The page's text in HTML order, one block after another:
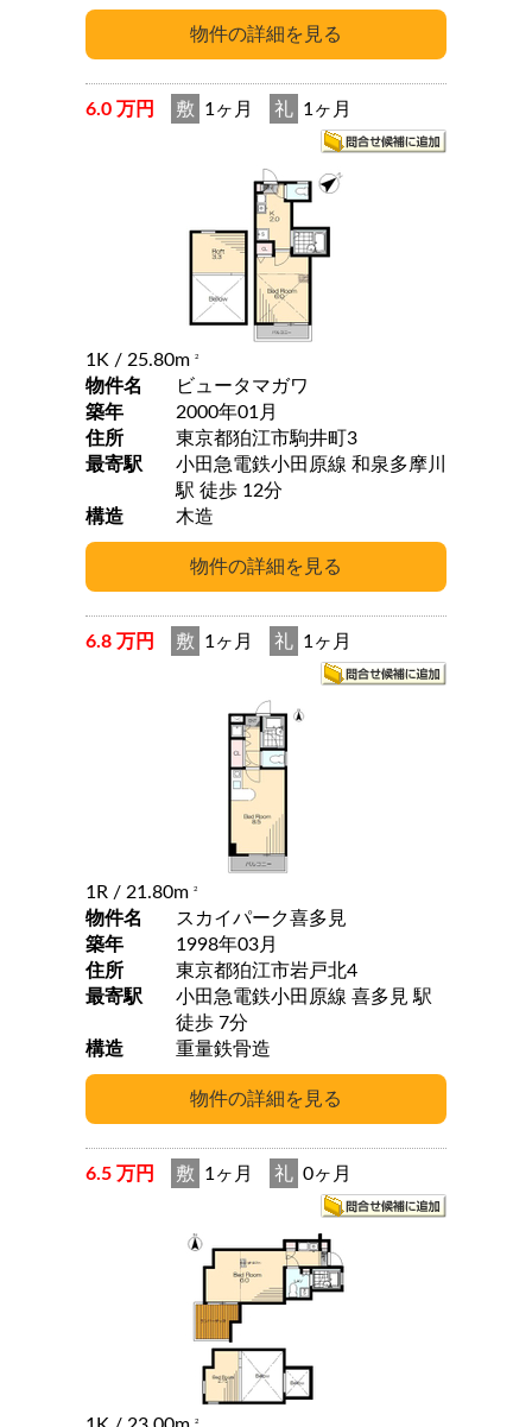
6.0 万円 敷 1ヶ月 礼 1ヶ月
1K / 25.80m 2
物件名
ビュータマガワ
築年
2000年01月
住所
東京都狛江市駒井町3
最寄駅
小田急電鉄小田原線 和泉多摩川
駅 徒歩 12分
構造
木造
6.8 万円 敷 1ヶ月 礼 1ヶ月
1R / 21.80m 2
物件名
スカイパーク喜多見
築年
1998年03月
住所
東京都狛江市岩戸北4
最寄駅
小田急電鉄小田原線 喜多見 駅
徒歩 7分
構造
重量鉄骨造
6.5 万円 敷 1ヶ月 礼 0ヶ月
2